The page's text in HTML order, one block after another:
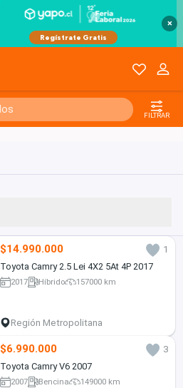
×
FILTRAR
$14.990.000
1
Toyota Camry 2.5 Lei 4X2 5At 4P 2017
2017 Híbrido 157000 km
Región Metropolitana
$6.990.000
3
Toyota Camry V6 2007
2007 Bencina 149000 km